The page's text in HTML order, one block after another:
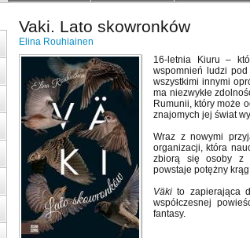
Vaki. Lato skowronków
Elina Rouhiainen
16-letnia Kiuru –
wspomnień ludzi pod
wszystkimi innymi
ma niezwykłe
Rumunii, który może
znajomych jej świat
Wraz z nowymi
organizacji, która
zbiorą się osoby z
powstaje potężny
Väki to zapierająca
współczesnej
fantasy.